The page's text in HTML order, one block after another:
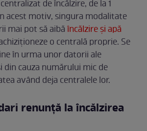
de încălzire, de la 1
acest motiv, singura modalitate
mai pot să aibăîncălzire și apă
o centrală proprie. Se
în urma unor datorii ale
din cauza numărului mic de
având deja centralele lor.
renunță la încălzirea